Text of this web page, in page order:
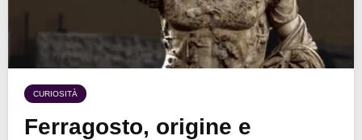
CURIOSITÀ
Ferragosto, origine e